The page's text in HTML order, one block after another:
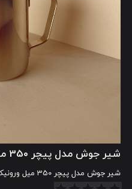
شیر جوش مدل پیچر 350 میل ورونیکا سایز کوچک
شیر جوش مدل پیچر 350 میل ورونیکا سایز کوچک